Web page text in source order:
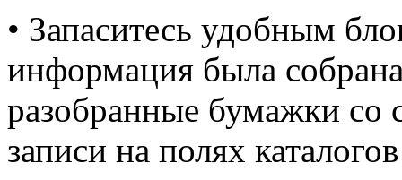
• Запаситесь удобным
информация была
разобранные бумажки со
записи на полях